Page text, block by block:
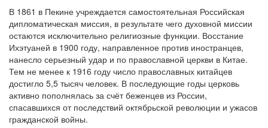
В 1861 в Пекине учреждается самостоятельная Российская
дипломатическая миссия, в результате чего духовной миссии
остаются исключительно религиозные функции. Восстание
Ихэтуаней в 1900 году, направленное против иностранцев,
нанесло серьезный удар и по православной церкви в Китае.
Тем не менее к 1916 году число православных китайцев
достигло 5,5 тысяч человек. В последующие годы церковь
активно пополнялась за счёт беженцев из России,
спасавшихся от последствий октябрьской революции и ужасов
гражданской войны.